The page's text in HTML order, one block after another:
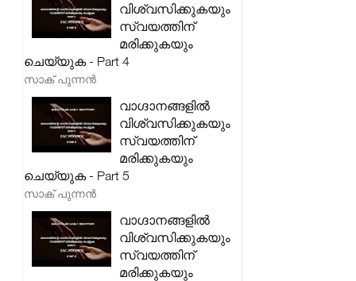
വിശ്വസിക്കുകയും
സ്വയത്തിന്
മരിക്കുകയും
ചെയ്യുക - Part 4
സാക് പുന്നൻ
വാഗ്ദാനങ്ങളിൽ
വിശ്വസിക്കുകയും
സ്വയത്തിന്
മരിക്കുകയും
ചെയ്യുക - Part 5
സാക് പുന്നൻ
വാഗ്ദാനങ്ങളിൽ
വിശ്വസിക്കുകയും
സ്വയത്തിന്
മരിക്കുകയും